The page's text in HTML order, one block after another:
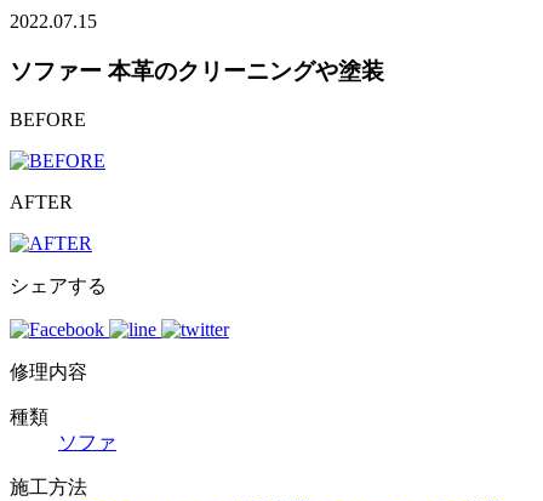
2022.07.15
ソファー 本革のクリーニングや塗装
BEFORE
AFTER
シェアする
修理内容
種類
ソファ
施工方法